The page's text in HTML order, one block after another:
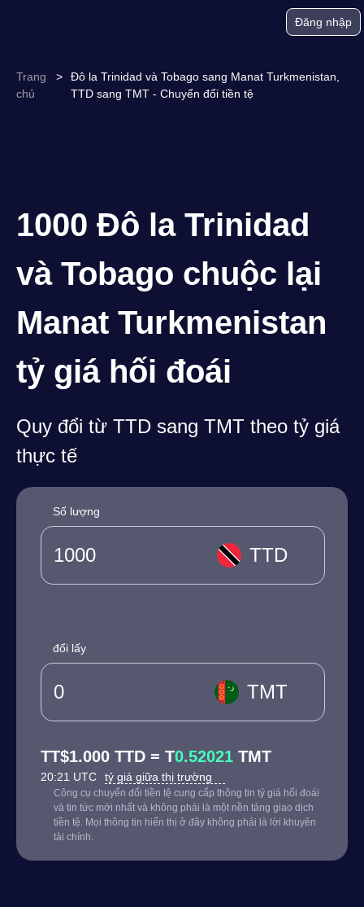
Đăng nhập
Trang
chủ
>
Đô la Trinidad và Tobago sang Manat Turkmenistan,
TTD sang TMT - Chuyển đổi tiền tệ
1000 Đô la Trinidad
và Tobago chuộc lại
Manat Turkmenistan
tỷ giá hối đoái
Quy đổi từ TTD sang TMT theo tỷ giá
thực tế
Số lượng
TTD
đổi lấy
TMT
TT$1.000 TTD = T0.52021 TMT
20:21 UTC tỷ giá giữa thị trường
Công cụ chuyển đổi tiền tệ cung cấp thông tin tỷ giá hối đoái
và tin tức mới nhất và không phải là một nền tảng giao dịch
tiền tệ. Mọi thông tin hiển thị ở đây không phải là lời khuyên
tài chính.